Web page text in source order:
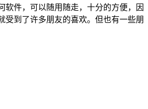
软件，可以随用随走，十分的方便，因
受到了许多朋友的喜欢。但也有一些朋